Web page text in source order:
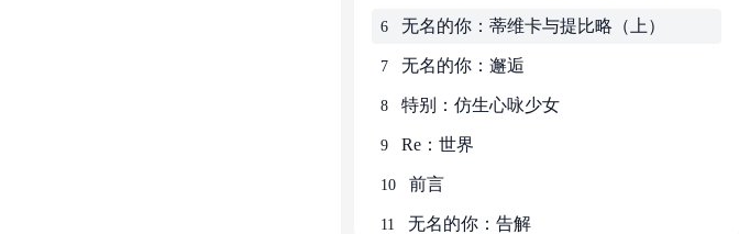
6 无名的你：蒂维卡与提比略（上）
7 无名的你：邂逅
8 特别：仿生心咏少女
9 Re：世界
10 前言
11 无名的你：告解